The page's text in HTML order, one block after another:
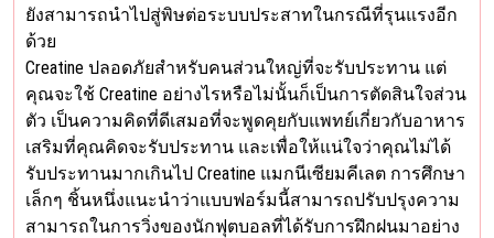
ยังสามารถนำไปสู่พิษต่อระบบประสาทในกรณีที่รุนแรงอีก
ด้วย
Creatine ปลอดภัยสำหรับคนส่วนใหญ่ที่จะรับประทาน แต่
คุณจะใช้ Creatine อย่างไรหรือไม่นั้นก็เป็นการตัดสินใจส่วน
ตัว เป็นความคิดที่ดีเสมอที่จะพูดคุยกับแพทย์เกี่ยวกับอาหาร
เสริมที่คุณคิดจะรับประทาน และเพื่อให้แน่ใจว่าคุณไม่ได้
รับประทานมากเกินไป Creatine แมกนีเซียมคีเลต การศึกษา
เล็กๆ ชิ้นหนึ่งแนะนำว่าแบบฟอร์มนี้สามารถปรับปรุงความ
สามารถในการวิ่งของนักฟุตบอลที่ได้รับการฝึกฝนมาอย่าง